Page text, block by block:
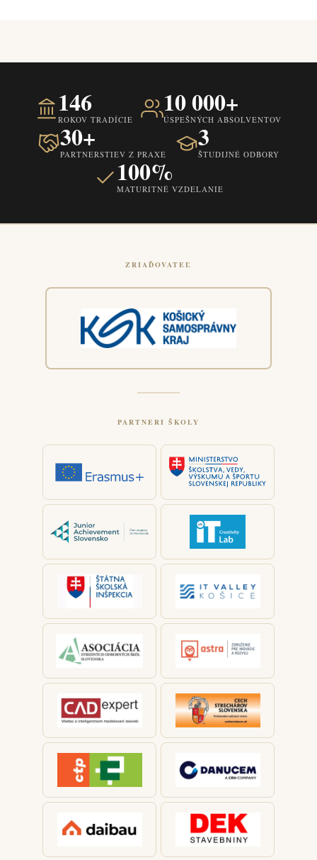
146
ROKOV TRADÍCIE
10 000+
ÚSPEŠNÝCH ABSOLVENTOV
30+
PARTNERSTIEV Z PRAXE
3
ŠTUDIJNÉ ODBORY
100%
MATURITNÉ VZDELANIE
ZRIAĎOVATEĽ
PARTNERI ŠKOLY